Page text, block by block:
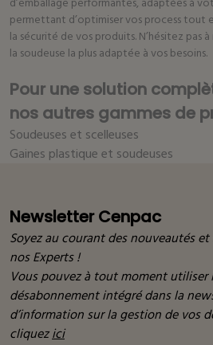
permettant d’optimiser vos process tout
la sécurité de vos produits. N’hésitez pas
la soudeuse la plus adaptée à vos besoins.
Pour une solution
nos autres gammes de
Soudeuses et scelleuses
Gaines plastique et soudeuses
Newsletter Cenpac
Soyez au courant des nouveautés
nos Experts !
Vous pouvez à tout moment utiliser
désabonnement intégré dans la
d’information sur la gestion de vos
cliquezici